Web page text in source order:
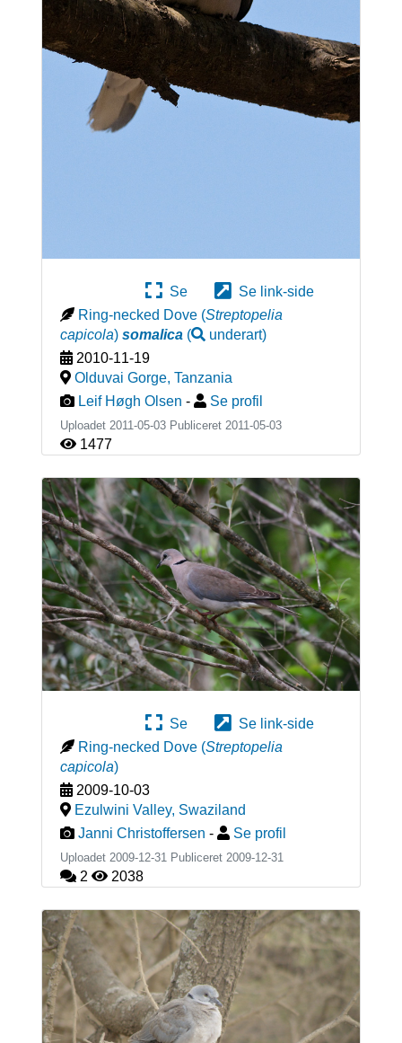
Se
Se link-side
Ring-necked Dove (Streptopelia
capicola) somalica( underart)
2010-11-19
Olduvai Gorge, Tanzania
Leif Høgh Olsen - Se profil
Uploadet 2011-05-03 Publiceret 2011-05-03
1477
Se
Se link-side
Ring-necked Dove (Streptopelia
capicola)
2009-10-03
Ezulwini Valley, Swaziland
Janni Christoffersen - Se profil
Uploadet 2009-12-31 Publiceret 2009-12-31
2 2038